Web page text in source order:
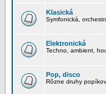
Klasická
Symfonická,
Elektronická
Techno, ambient,
Pop, disco
Rôzne druhy